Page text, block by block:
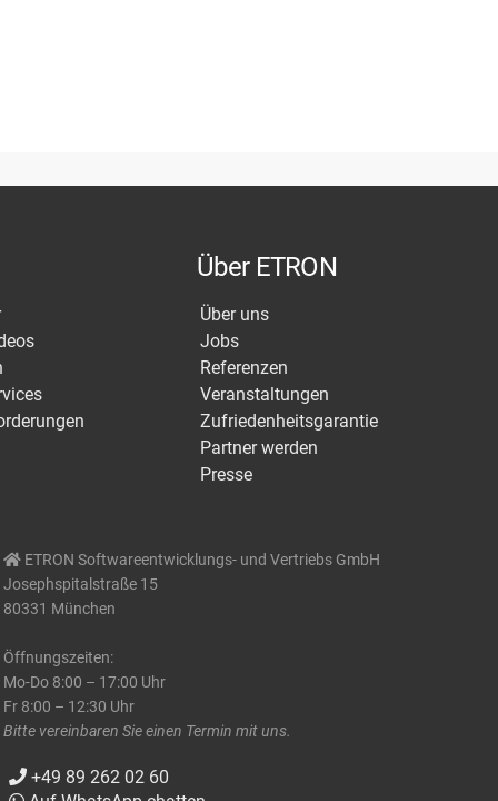
Über ETRON
Über uns
Jobs
Referenzen
Veranstaltungen
Zufriedenheitsgarantie
Partner werden
Presse
ETRON Softwareentwicklungs- und Vertriebs GmbH
Josephspitalstraße 15
80331 München
Öffnungszeiten:
Mo-Do 8:00 – 17:00 Uhr
Fr 8:00 – 12:30 Uhr
Bitte vereinbaren Sie einen Termin mit uns.
+49 89 262 02 60